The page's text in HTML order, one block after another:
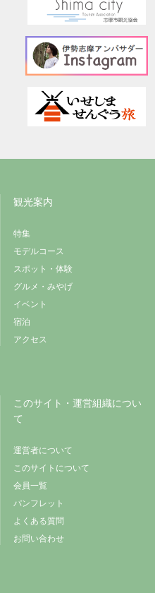
観光案内
特集
モデルコース
スポット・体験
グルメ・みやげ
イベント
宿泊
アクセス
このサイト・運営組織につい
て
運営者について
このサイトについて
会員一覧
パンフレット
よくある質問
お問い合わせ